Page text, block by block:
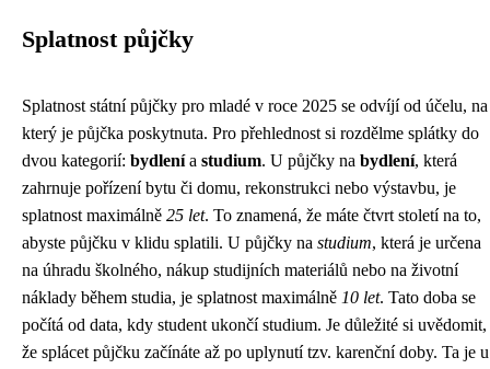
Splatnost půjčky
Splatnost státní půjčky pro mladé v roce 2025 se odvíjí od účelu, na
který je půjčka poskytnuta. Pro přehlednost si rozdělme splátky do
dvou kategorií: bydlenía studium. U půjčky na bydlení, která
zahrnuje pořízení bytu či domu, rekonstrukci nebo výstavbu, je
splatnost maximálně 25 let. To znamená, že máte čtvrt století na to,
abyste půjčku v klidu splatili. U půjčky na studium, která je určena
na úhradu školného, nákup studijních materiálů nebo na životní
náklady během studia, je splatnost maximálně 10 let. Tato doba se
počítá od data, kdy student ukončí studium. Je důležité si uvědomit,
že splácet půjčku začínáte až po uplynutí tzv. karenční doby. Ta je u